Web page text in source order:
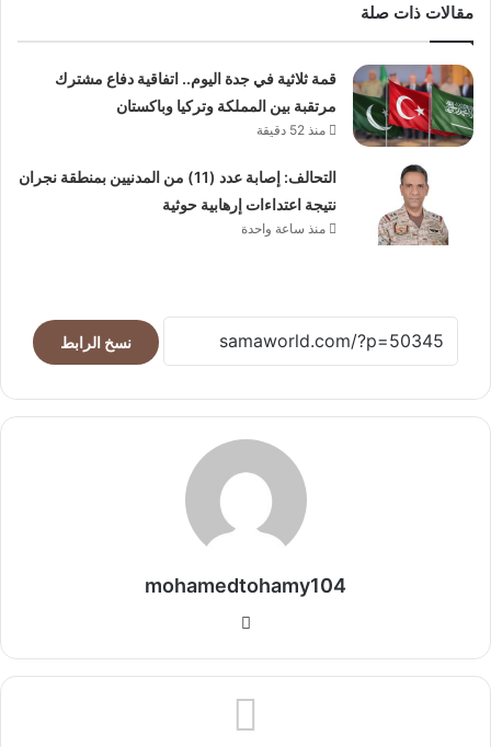
مقالات ذات صلة
قمة ثلاثية في جدة اليوم.. اتفاقية دفاع مشترك
مرتقبة بين المملكة وتركيا وباكستان
منذ 52 دقيقة
التحالف: إصابة عدد (11) من المدنيين بمنطقة نجران
نتيجة اعتداءات إرهابية حوثية
منذ ساعة واحدة
نسخ الرابط
mohamedtohamy104